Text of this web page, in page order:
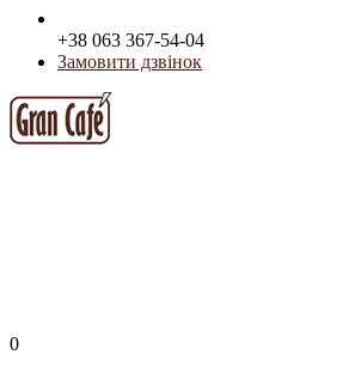
+38 063 367-54-04
Замовити дзвінок
0